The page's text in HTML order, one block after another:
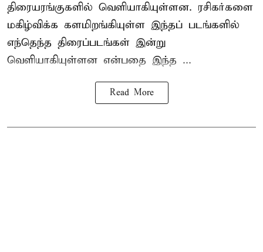
திரையரங்குகளில் வெளியாகியுள்ளன. ரசிகர்களை
மகிழ்விக்க களமிறங்கியுள்ள இந்தப் படங்களில்
எந்தெந்த திரைப்படங்கள் இன்று
வெளியாகியுள்ளன என்பதை இந்த ...
Read More